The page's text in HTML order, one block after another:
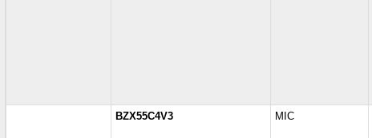
BZX55C4V3 MIC